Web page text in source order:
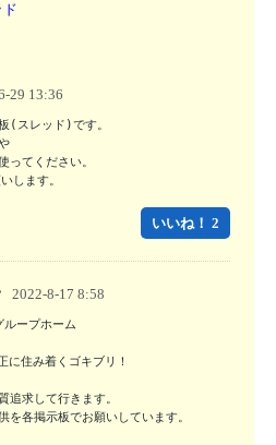
29 13:36
(スレッド)です。
ってください。
します。
いいね！ 2
2022-8-17 8:58
ープホーム
住み着くゴキブリ！
追求して行きます。
を各掲示板でお願いしています。